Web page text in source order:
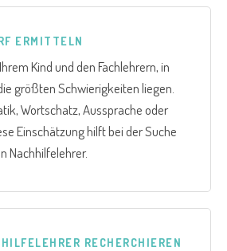
ERMITTELN
Kind und den Fachlehrern, in
größten Schwierigkeiten liegen.
Wortschatz, Aussprache oder
Einschätzung hilft bei der Suche
Nachhilfelehrer.
RECHERCHIEREN